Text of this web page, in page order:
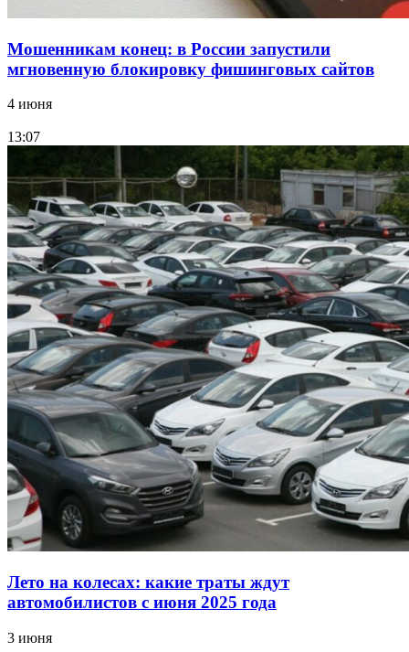
Мошенникам конец: в России запустили
мгновенную блокировку фишинговых сайтов
4 июня
13:07
Лето на колесах: какие траты ждут
автомобилистов с июня 2025 года
3 июня